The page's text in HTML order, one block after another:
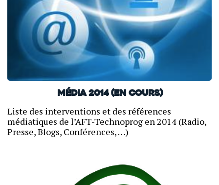
Média 2014 (en cours)
Liste des interventions et des références
médiatiques de l’AFT-Technoprog en 2014 (Radio,
Presse, Blogs, Conférences, …)